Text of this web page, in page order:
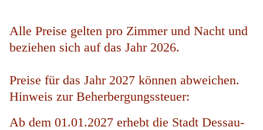
Alle Preise gelten pro Zimmer und Nacht und
beziehen sich auf das Jahr 2026.
Preise für das Jahr 2027 können abweichen.
Hinweis zur Beherbergungssteuer:
Ab dem 01.01.2027 erhebt die Stadt Dessau-